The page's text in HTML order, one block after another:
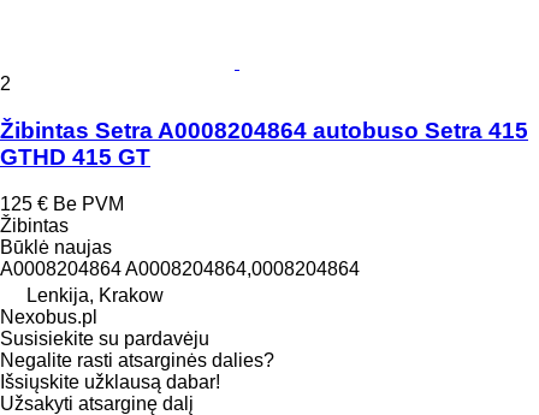
2
Žibintas Setra A0008204864 autobuso Setra 415
GTHD 415 GT
125 € Be PVM
Žibintas
Būklė naujas
A0008204864 A0008204864,0008204864
Lenkija, Krakow
Nexobus.pl
Susisiekite su pardavėju
Negalite rasti atsarginės dalies?
Išsiųskite užklausą dabar!
Užsakyti atsarginę dalį